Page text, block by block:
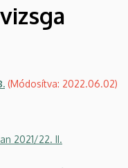
(Módosítva: 2022.06.02)
2021/22. II.